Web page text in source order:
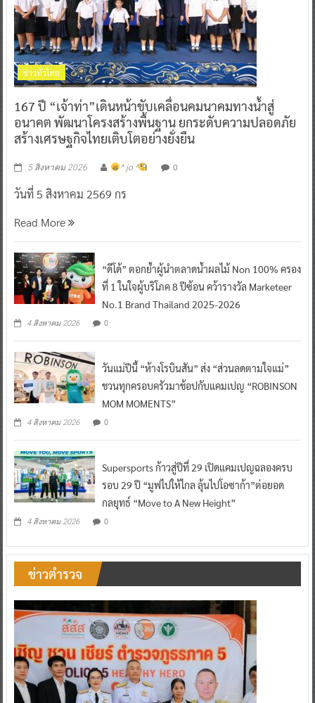
ข่าวทั่วไทย
167 ปี “เจ้าท่า”เดินหน้าขับเคลื่อนคมนาคมทางน้ำสู่
อนาคต พัฒนาโครงสร้างพื้นฐาน ยกระดับความปลอดภัย
สร้างเศรษฐกิจไทยเติบโตอย่างยั่งยืน
5 สิงหาคม 2026 ^ jo ^ 0
วันที่ 5 สิงหาคม 2569 กร
Read More
“ดีโด้” ตอกย้ำผู้นำตลาดน้ำผลไม้ Non 100% ครอง
ที่ 1 ในใจผู้บริโภค 8 ปีซ้อน คว้ารางวัล Marketeer
No.1 Brand Thailand 2025-2026
4 สิงหาคม 2026 0
วันแม่ปีนี้ “ห้างโรบินสัน” ส่ง “ส่วนลดตามใจแม่”
ชวนทุกครอบครัวมาช้อปกับแคมเปญ “ROBINSON
MOM MOMENTS”
4 สิงหาคม 2026 0
Supersports ก้าวสู่ปีที่ 29 เปิดแคมเปญฉลองครบ
รอบ 29 ปี “มูฟไปให้ไกล ลุ้นไปโอซาก้า”ต่อยอด
กลยุทธ์ “Move to A New Height”
4 สิงหาคม 2026 0
ข่าวตำรวจ